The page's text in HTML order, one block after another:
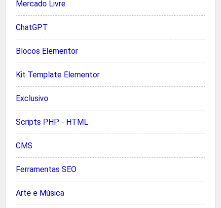
Mercado Livre
ChatGPT
Blocos Elementor
Kit Template Elementor
Exclusivo
Scripts PHP - HTML
CMS
Ferramentas SEO
Arte e Música